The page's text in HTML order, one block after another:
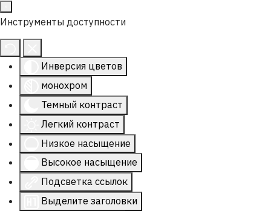
Инструменты доступности
Инверсия цветов
монохром
Темный контраст
Легкий контраст
Низкое насыщение
Высокое насыщение
Подсветка ссылок
Выделите заголовки